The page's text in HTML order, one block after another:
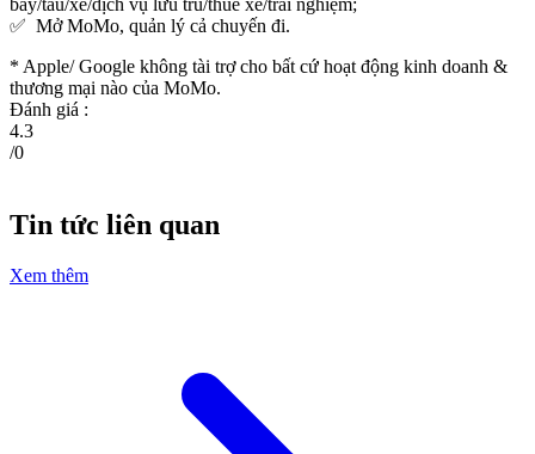
bay/tàu/xe/dịch vụ lưu trú/thuê xe/trải nghiệm;
✅ Mở MoMo, quản lý cả chuyến đi.
* Apple/ Google không tài trợ cho bất cứ hoạt động kinh doanh &
thương mại nào của MoMo.
Đánh giá :
4.3
/0
Tin tức liên quan
Xem thêm